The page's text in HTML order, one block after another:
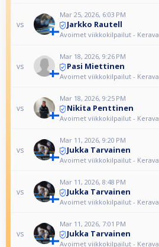
vs
Mar 25, 2026, 6:03 PM
Jarkko Rautell
Avoimet viikkokilpailut - Kerava
vs
Mar 18, 2026, 9:26 PM
Pasi Miettinen
Avoimet viikkokilpailut - Kerava
vs
Mar 18, 2026, 9:25 PM
Nikita Penttinen
Avoimet viikkokilpailut - Kerava
vs
Mar 11, 2026, 9:20 PM
Jukka Tarvainen
Avoimet viikkokilpailut - Kerava
vs
Mar 11, 2026, 8:48 PM
Jukka Tarvainen
Avoimet viikkokilpailut - Kerava
vs
Mar 11, 2026, 7:01 PM
Jukka Tarvainen
Avoimet viikkokilpailut - Kerava